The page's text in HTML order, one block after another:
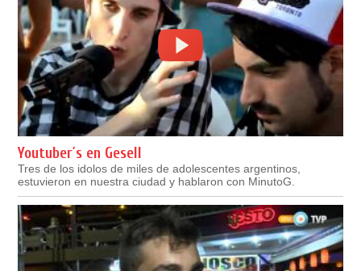
Youtuber´s en Gesell
Tres de los idolos de miles de adolescentes argentinos,
estuvieron en nuestra ciudad y hablaron con MinutoG.